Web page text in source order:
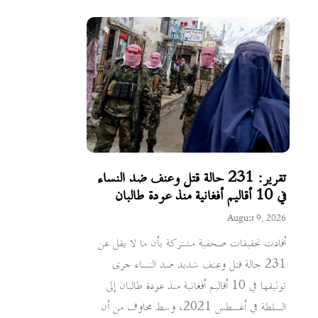
تقرير: 231 حالة قتل وعنف ضد النساء
في 10 أقاليم أفغانية منذ عودة طالبان
August 9, 2026
أفادت تحقيقات صحفية مشتركة بأن ما لا يقل عن
231 حالة قتل وعنف شديد ضد النساء جرى
توثيقها في 10 أقاليم أفغانية منذ عودة طالبان إلى
السلطة في أغسطس 2021، وسط مخاوف من أن